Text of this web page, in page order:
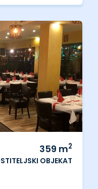
359 m2
OBJEKAT